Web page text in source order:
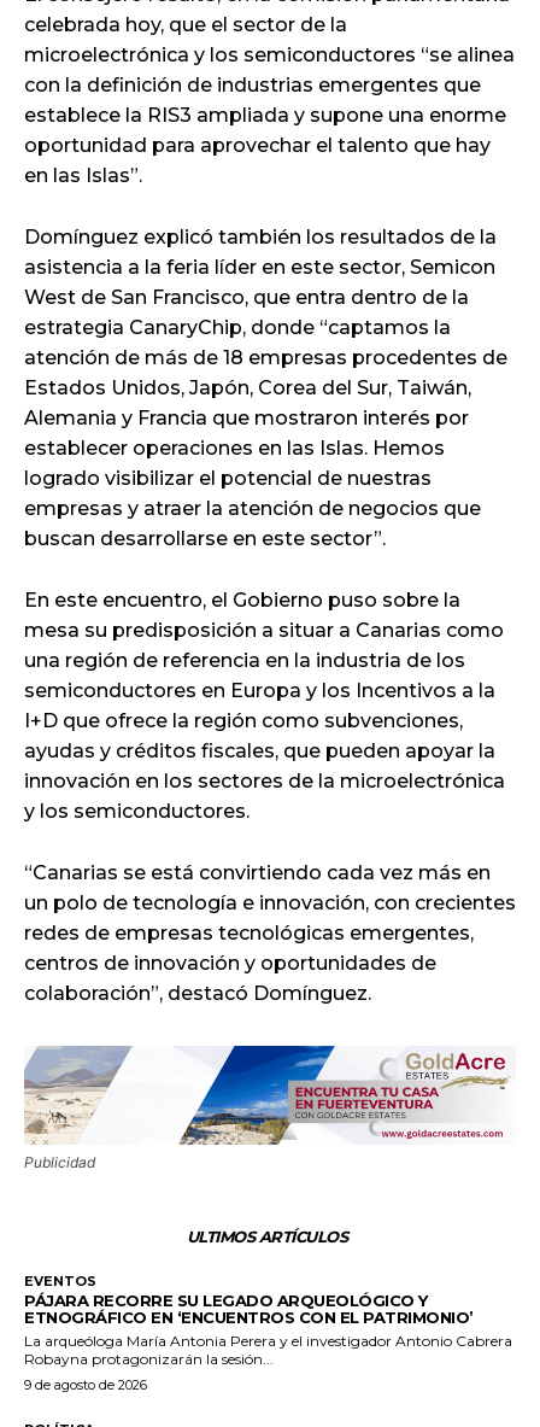
celebrada hoy, que el sector de la
microelectrónica y los semiconductores “se alinea
con la definición de industrias emergentes que
establece la RIS3 ampliada y supone una enorme
oportunidad para aprovechar el talento que hay
en las Islas”.
Domínguez explicó también los resultados de la
asistencia a la feria líder en este sector, Semicon
West de San Francisco, que entra dentro de la
estrategia CanaryChip, donde “captamos la
atención de más de 18 empresas procedentes de
Estados Unidos, Japón, Corea del Sur, Taiwán,
Alemania y Francia que mostraron interés por
establecer operaciones en las Islas. Hemos
logrado visibilizar el potencial de nuestras
empresas y atraer la atención de negocios que
buscan desarrollarse en este sector”.
En este encuentro, el Gobierno puso sobre la
mesa su predisposición a situar a Canarias como
una región de referencia en la industria de los
semiconductores en Europa y los Incentivos a la
I+D que ofrece la región como subvenciones,
ayudas y créditos fiscales, que pueden apoyar la
innovación en los sectores de la microelectrónica
y los semiconductores.
“Canarias se está convirtiendo cada vez más en
un polo de tecnología e innovación, con crecientes
redes de empresas tecnológicas emergentes,
centros de innovación y oportunidades de
colaboración”, destacó Domínguez.
Publicidad
ULTIMOS ARTÍCULOS
EVENTOS
PÁJARA RECORRE SU LEGADO ARQUEOLÓGICO Y
ETNOGRÁFICO EN ‘ENCUENTROS CON EL PATRIMONIO’
La arqueóloga María Antonia Perera y el investigador Antonio Cabrera
Robayna protagonizarán la sesión...
9 de agosto de 2026